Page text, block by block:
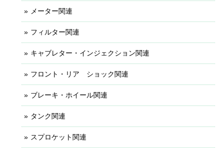
メーター関連
フィルター関連
キャブレター・インジェクション関連
フロント・リア ショック関連
ブレーキ・ホイール関連
タンク関連
スプロケット関連